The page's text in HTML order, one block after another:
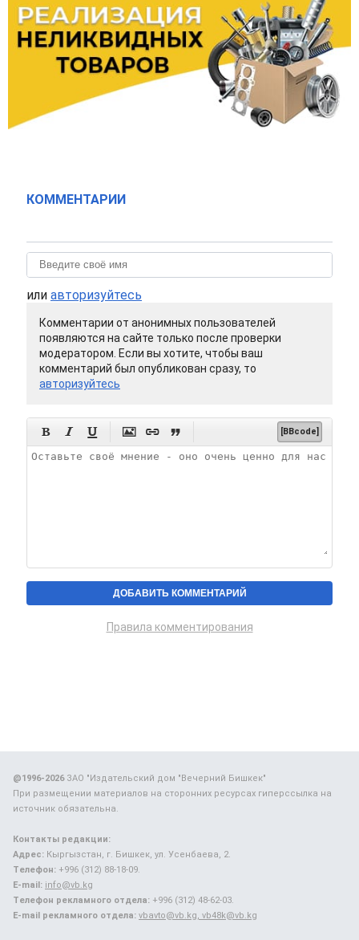
КОММЕНТАРИИ
или авторизуйтесь
Комментарии от анонимных пользователей
появляются на сайте только после проверки
модератором. Если вы хотите, чтобы ваш
комментарий был опубликован сразу, то
авторизуйтесь
      [BBcode]
Правила комментирования
@1996-2026ЗАО "Издательский дом "Вечерний Бишкек"
При размещении материалов на сторонних ресурсах гиперссылка на
источник обязательна.
Контакты редакции:
Адрес: Кыргызстан, г. Бишкек, ул. Усенбаева, 2.
Телефон: +996 (312) 88-18-09.
E-mail: info@vb.kg
Телефон рекламного отдела: +996 (312) 48-62-03.
E-mail рекламного отдела: vbavto@vb.kg, vb48k@vb.kg